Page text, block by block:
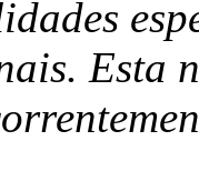
Esta